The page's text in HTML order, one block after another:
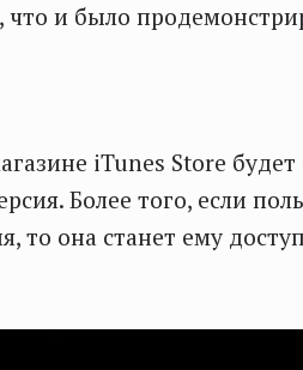
что и было
iTunes Store будет
Более того, если
то она станет ему